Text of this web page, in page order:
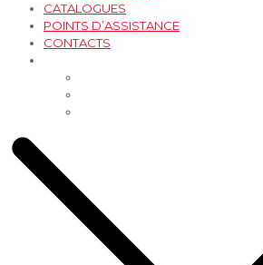
CATALOGUES
POINTS D’ASSISTANCE
CONTACTS